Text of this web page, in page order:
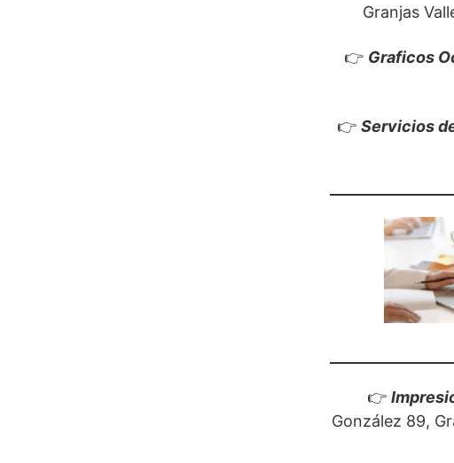
Granjas
👉 Graficos
👉 Servicios
👉
González 89,